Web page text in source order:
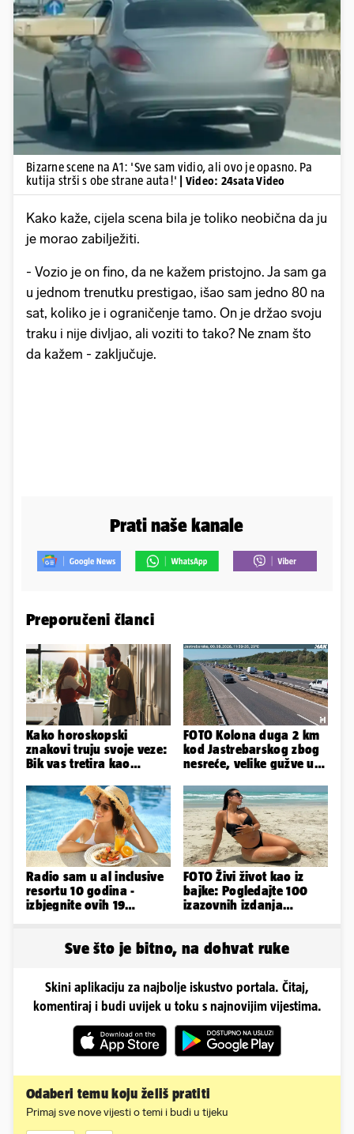
Bizarne scene na A1: 'Sve sam vidio, ali ovo je opasno. Pa
kutija strši s obe strane auta!'
| Video: 24sata Video
Kako kaže, cijela scena bila je toliko neobična da ju
je morao zabilježiti.
- Vozio je on fino, da ne kažem pristojno. Ja sam ga
u jednom trenutku prestigao, išao sam jedno 80 na
sat, koliko je i ograničenje tamo. On je držao svoju
traku i nije divljao, ali voziti to tako? Ne znam što
da kažem - zaključuje.
Prati naše kanale
Preporučeni članci
Kako horoskopski
znakovi truju svoje veze:
Bik vas tretira kao
ugovor
FOTO Kolona duga 2 km
kod Jastrebarskog zbog
nesreće, velike gužve u
Radio sam u al inclusive
resortu 10 godina -
izbjegnite ovih 19
FOTO Živi život kao iz
bajke: Pogledajte 100
izazovnih izdanja
Sve što je bitno, na dohvat ruke
Skini aplikaciju za najbolje iskustvo portala. Čitaj,
komentiraj i budi uvijek u toku s najnovijim vijestima.
Odaberi temu koju želiš pratiti
Primaj sve nove vijesti o temi i budi u tijeku